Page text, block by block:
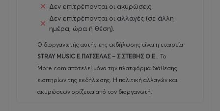
Δεν επιτρέπονται οι ακυρώσεις.
Δεν επιτρέπονται οι αλλαγές (σε άλλη
ημέρα, ώρα ή θέση).
Ο διοργανωτής αυτής της εκδήλωσης είναι η εταιρεία
STRAY MUSIC Ε.ΠΑΤΣΕΛΑΣ – Σ.ΣΤΕΒΗΣ Ο.Ε.. Το
More.com αποτελεί μόνο την πλατφόρμα διάθεσης
εισιτηρίων της εκδήλωσης. Η πολιτική αλλαγών και
ακυρώσεων ορίζεται από τον διοργανωτή.